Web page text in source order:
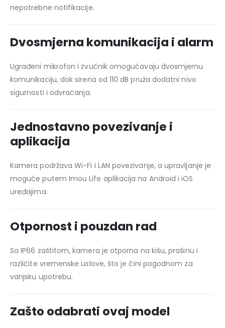
nepotrebne notifikacije.
Dvosmjerna komunikacija i alarm
Ugrađeni mikrofon i zvučnik omogućavaju dvosmjernu
komunikaciju, dok sirena od 110 dB pruža dodatni nivo
sigurnosti i odvraćanja.
Jednostavno povezivanje i
aplikacija
Kamera podržava Wi-Fi i LAN povezivanje, a upravljanje je
moguće putem Imou Life aplikacija na Android i iOS
uređajima.
Otpornost i pouzdan rad
Sa IP66 zaštitom, kamera je otporna na kišu, prašinu i
različite vremenske uslove, što je čini pogodnom za
vanjsku upotrebu.
Zašto odabrati ovaj model